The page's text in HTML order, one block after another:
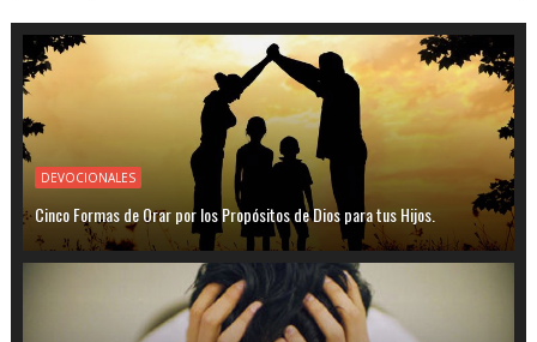
DEVOCIONALES
Cinco Formas de Orar por los Propósitos de Dios para tus Hijos.